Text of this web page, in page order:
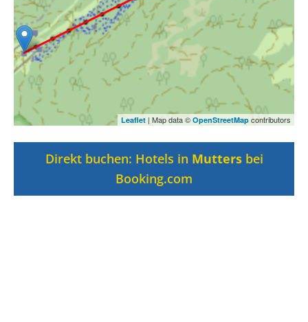
Leaflet | Map data © OpenStreetMap contributors
Direkt buchen: Hotels in Muttersbei
Booking.com